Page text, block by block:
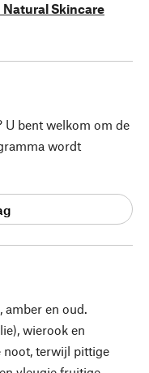
amber en oud.
wierook en
noot, terwijl pittige
Skincare
U bent welkom om de
wordt